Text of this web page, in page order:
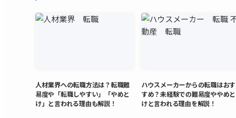
人材業界への転職方法は？転職難
易度や「転職しやすい」「やめと
け」と言われる理由も解説！
ハウスメーカーからの転職はおす
すめ？未経験での難易度ややめと
けと言われる理由を解説！